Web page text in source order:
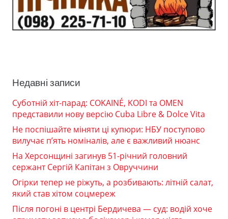
Недавні записи
Суботній хіт-парад: COKAINÉ, KODI та OMEN
представили нову версію Cuba Libre & Dolce Vita
Не поспішайте міняти ці купюри: НБУ поступово
вилучає п’ять номіналів, але є важливий нюанс
На Херсонщині загинув 51-річний головний
сержант Сергій Капітан з Овруччини
Огірки тепер не ріжуть, а розбивають: літній салат,
який став хітом соцмереж
Після погоні в центрі Бердичева — суд: водій хоче